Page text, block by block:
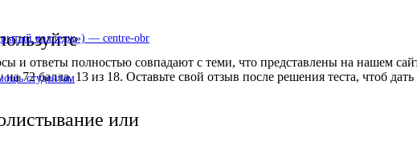
или
колледж») — centre-obr
студентам
ответы полностью совпадают с теми, что представлены на нашем
балла, 13 из 18. Оставьте свой отзыв после решения теста, чтоб